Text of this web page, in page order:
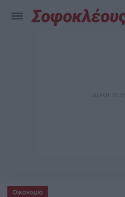
Οικονομία